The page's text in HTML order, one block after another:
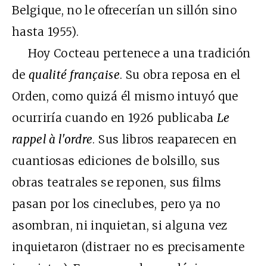
Belgique, no le ofrecerían un sillón sino
hasta 1955).
Hoy Cocteau pertenece a una tradición
dequalité française. Su obra reposa en el
Orden, como quizá él mismo intuyó que
ocurriría cuando en 1926 publicaba Le
rappel à l'ordre. Sus libros reaparecen en
cuantiosas ediciones de bolsillo, sus
obras teatrales se reponen, sus films
pasan por los cineclubes, pero ya no
asombran, ni inquietan, si alguna vez
inquietaron (distraer no es precisamente